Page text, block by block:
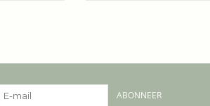
ABONNEER